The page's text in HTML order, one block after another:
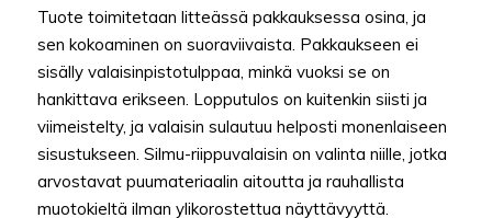
Tuote toimitetaan litteässä pakkauksessa osina, ja
sen kokoaminen on suoraviivaista. Pakkaukseen ei
sisälly valaisinpistotulppaa, minkä vuoksi se on
hankittava erikseen. Lopputulos on kuitenkin siisti ja
viimeistelty, ja valaisin sulautuu helposti monenlaiseen
sisustukseen. Silmu-riippuvalaisin on valinta niille, jotka
arvostavat puumateriaalin aitoutta ja rauhallista
muotokieltä ilman ylikorostettua näyttävyyttä.